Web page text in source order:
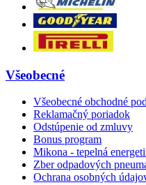
Všeobecné
Všeobecné obchodné
Reklamačný poriadok
Odstúpenie od zmluvy
Bonus program
Mikona - tepelná
Zber odpadových
Ochrana osobných